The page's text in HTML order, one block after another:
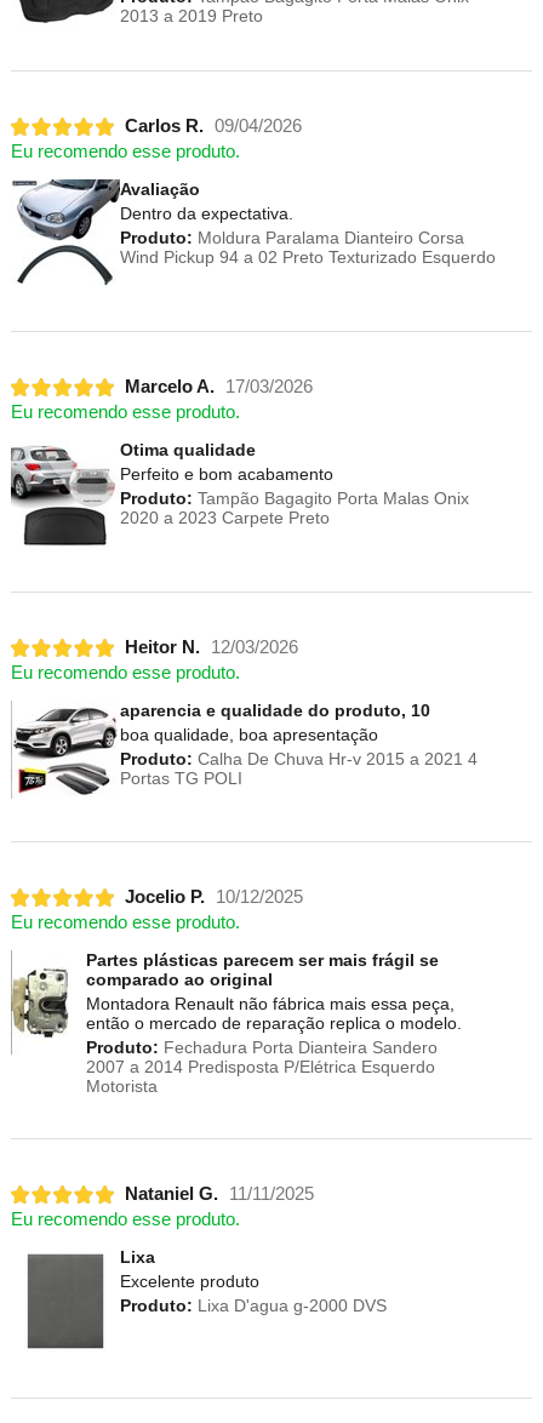
2013 a 2019 Preto
Carlos R. 09/04/2026
Eu recomendo esse produto.
Avaliação
Dentro da expectativa.
Produto: Moldura Paralama Dianteiro Corsa
Wind Pickup 94 a 02 Preto Texturizado Esquerdo
Marcelo A.
17/03/2026
Eu recomendo esse produto.
Otima qualidade
Perfeito e bom acabamento
Produto: Tampão Bagagito Porta Malas Onix
2020 a 2023 Carpete Preto
Heitor N.
12/03/2026
Eu recomendo esse produto.
aparencia e qualidade do produto, 10
boa qualidade, boa apresentação
Produto: Calha De Chuva Hr-v 2015 a 2021 4
Portas TG POLI
Jocelio P.
10/12/2025
Eu recomendo esse produto.
Partes plásticas parecem ser mais frágil se
comparado ao original
Montadora Renault não fábrica mais essa peça,
então o mercado de reparação replica o modelo.
Produto: Fechadura Porta Dianteira Sandero
2007 a 2014 Predisposta P/Elétrica Esquerdo
Motorista
Nataniel G.
11/11/2025
Eu recomendo esse produto.
Lixa
Excelente produto
Produto: Lixa D'agua g-2000 DVS